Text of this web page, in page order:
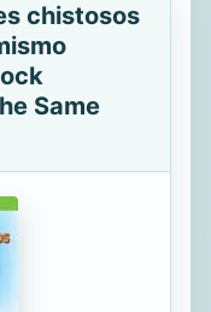
chistosos
Same